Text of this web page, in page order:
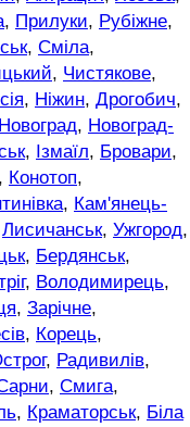
, Прилуки, Рубіжне,
, Сміла,
, Чистякове,
, Ніжин, Дрогобич,
Новоград, Новоград-
, Ізмаїл, Бровари,
Конотоп,
, Кам'янець-
Лисичанськ, Ужгород,
, Бердянськ,
, Володимирець,
, Зарічне,
, Корець,
, Радивилів,
, Смига,
, Краматорськ, Біла